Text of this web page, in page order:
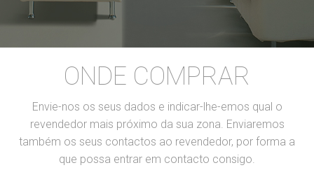
ONDE COMPRAR
Envie-nos os seus dados e indicar-lhe-emos qual o
revendedor mais próximo da sua zona. Enviaremos
também os seus contactos ao revendedor, por forma a
que possa entrar em contacto consigo.